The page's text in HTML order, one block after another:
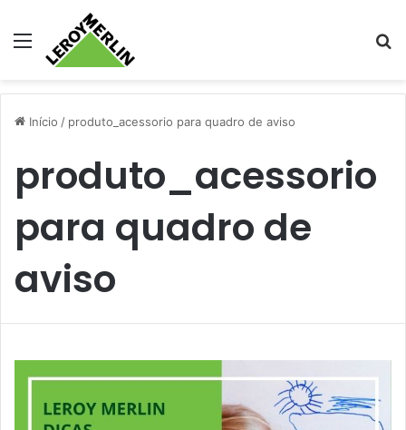
Menu
Início / produto_acessorio para quadro de aviso
produto_acessorio
para quadro de
aviso